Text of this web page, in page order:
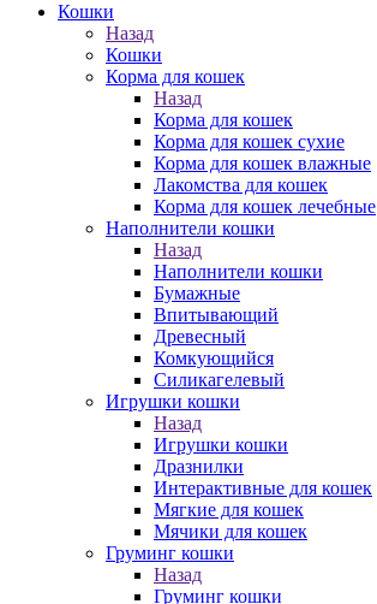
Кошки
Назад
Кошки
Корма для кошек
Назад
Корма для кошек
Корма для кошек сухие
Корма для кошек влажные
Лакомства для кошек
Корма для кошек лечебные
Наполнители кошки
Назад
Наполнители кошки
Бумажные
Впитывающий
Древесный
Комкующийся
Силикагелевый
Игрушки кошки
Назад
Игрушки кошки
Дразнилки
Интерактивные для кошек
Мягкие для кошек
Мячики для кошек
Груминг кошки
Назад
Груминг кошки